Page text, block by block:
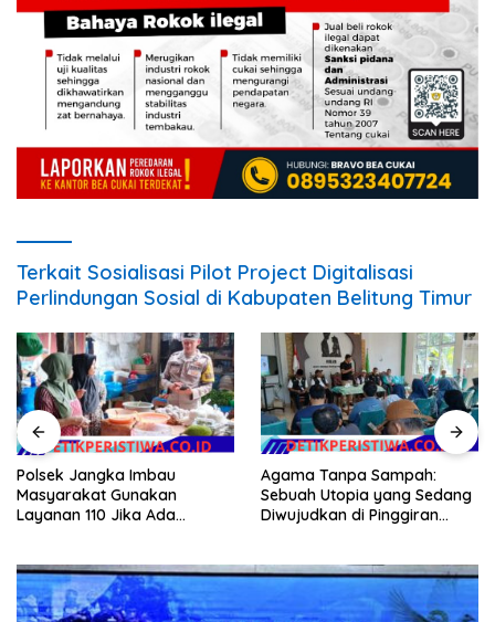
Terkait Sosialisasi Pilot Project Digitalisasi
Perlindungan Sosial di Kabupaten Belitung Timur
Polsek Jangka Imbau
Masyarakat Gunakan
Layanan 110 Jika Ada
Agama Tanpa Sampah:
Sebuah Utopia yang Sedang
Diwujudkan di Pinggiran